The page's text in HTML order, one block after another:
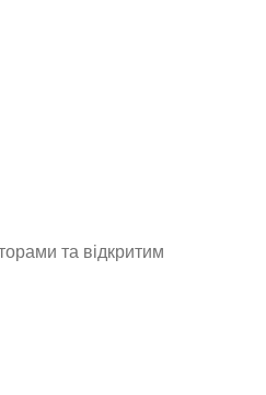
та відкритим